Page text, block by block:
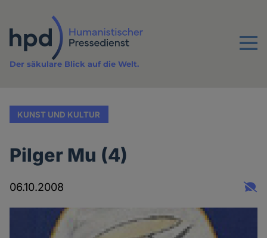
Inhalt
Menu
Der säkulare Blick auf die Welt.
KUNST UND KULTUR
Pilger Mu (4)
06.10.2008